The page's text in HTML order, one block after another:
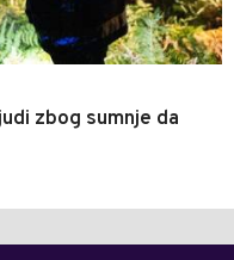
zbog sumnje da